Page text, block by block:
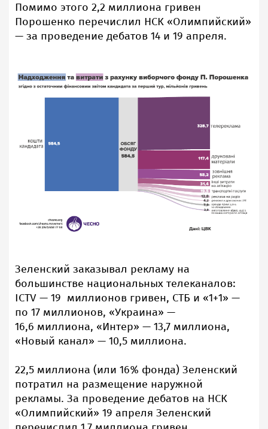
Помимо этого 2,2 миллиона гривен
Порошенко перечислил НСК «Олимпийский»
— за проведение дебатов 14 и 19 апреля.
Зеленский заказывал рекламу на
большинстве национальных телеканалов:
ICTV — 19 миллионов гривен, СТБ и «1+1» —
по 17 миллионов, «Украина» —
16,6 миллиона, «Интер» — 13,7 миллиона,
«Новый канал» — 10,5 миллиона.
22,5 миллиона (или 16% фонда) Зеленский
потратил на размещение наружной
рекламы. За проведение дебатов на НСК
«Олимпийский» 19 апреля Зеленский